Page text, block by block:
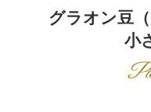
グラオン豆
小